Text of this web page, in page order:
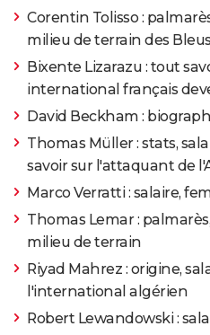
Corentin Tolisso :
milieu de terrain des Bleus
Bixente Lizarazu : tout
international français
David Beckham :
Thomas Müller : stats,
savoir sur l'attaquant de
Marco Verratti : salaire,
Thomas Lemar :
milieu de terrain
Riyad Mahrez : origine,
l'international algérien
Robert Lewandowski :